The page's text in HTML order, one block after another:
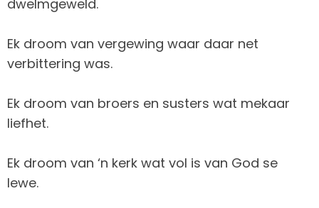
dwelmgeweld.
Ek droom van vergewing waar daar net
verbittering was.
Ek droom van broers en susters wat mekaar
liefhet.
Ek droom van ‘n kerk wat vol is van God se
lewe.